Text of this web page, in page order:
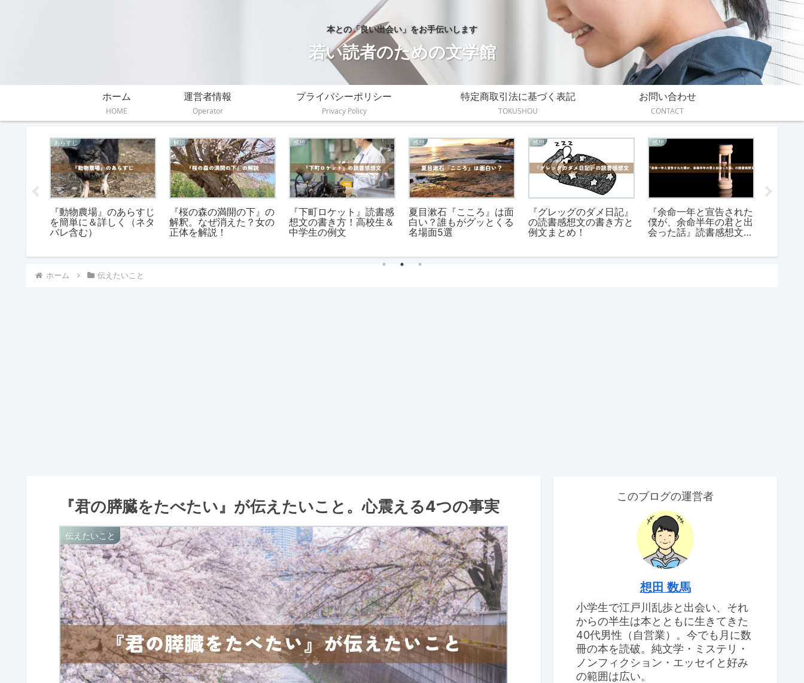
本との「良い出会い」をお手伝いします
若い読者のための文学館
ホーム
HOME
運営者情報
Operator
プライバシーポリシー
Privacy Policy
特定商取引法に基づく表記
TOKUSHOU
お問い合わせ
CONTACT
感想
『カラフル』の面白いと
ころ3選！「ぼく」は
「あなた自身」
感想
『銀河鉄道の夜』の読書
感想文！中学生・高校
生・小学生の例文と書き
感想
『ボッコちゃん』の読書
感想文の書き方と例文
【中高生向け】
伝えたいこと
『羊と鋼の森』が伝えた
いこと。調律師から学ぶ
4つの教え
あらすじ
『ラブカは静かに弓を持
つ』あらすじをネタバレ
なしで簡単に
伝えたいこと
『トカトントン』が伝え
たいこと。共感必至の青
春メッセージ
ホーム 伝えたいこと
『君の膵臓をたべたい』が伝えたいこと。心震える4つの事実
伝えたいこと
このブログの運営者
想田 数馬
小学生で江戸川乱歩と出会い、それ
からの半生は本とともに生きてきた
40代男性（自営業）。今でも月に数
冊の本を読破。純文学・ミステリ・
ノンフィクション・エッセイと好み
の範囲は広い。